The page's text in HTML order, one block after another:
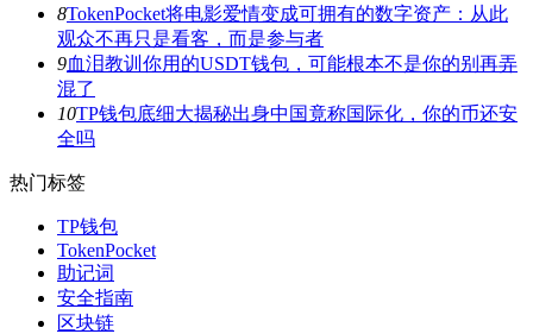
8TokenPocket将电影爱情变成可拥有的数字资产：从此
观众不再只是看客，而是参与者
9血泪教训你用的USDT钱包，可能根本不是你的别再弄
混了
10TP钱包底细大揭秘出身中国竟称国际化，你的币还安
全吗
热门标签
TP钱包
TokenPocket
助记词
安全指南
区块链